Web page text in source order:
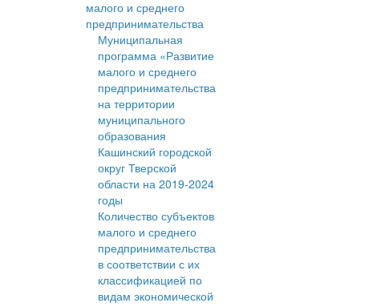
малого и среднего
предпринимательства
Муниципальная
программа «Развитие
малого и среднего
предпринимательства
на территории
муниципального
образования
Кашинский городской
округ Тверской
области на 2019-2024
годы
Количество субъектов
малого и среднего
предпринимательства
в соответствии с их
классификацией по
видам экономической